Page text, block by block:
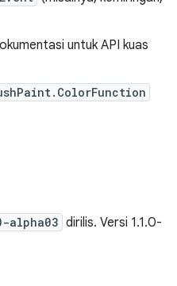
untuk API kuas
dirilis. Versi 1.1.0-